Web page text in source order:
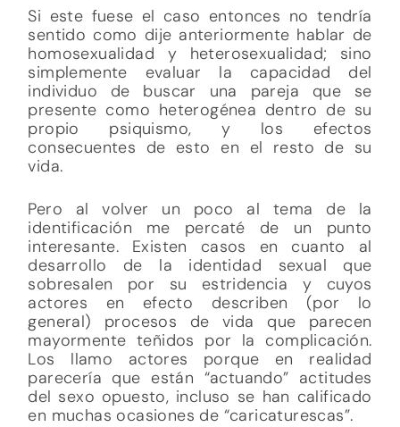
Si este fuese el caso entonces no tendría
sentido como dije anteriormente hablar de
homosexualidad y heterosexualidad; sino
simplemente evaluar la capacidad del
individuo de buscar una pareja que se
presente como heterogénea dentro de su
propio psiquismo, y los efectos
consecuentes de esto en el resto de su
vida.
Pero al volver un poco al tema de la
identificación me percaté de un punto
interesante. Existen casos en cuanto al
desarrollo de la identidad sexual que
sobresalen por su estridencia y cuyos
actores en efecto describen (por lo
general) procesos de vida que parecen
mayormente teñidos por la complicación.
Los llamo actores porque en realidad
parecería que están “actuando” actitudes
del sexo opuesto, incluso se han calificado
en muchas ocasiones de “caricaturescas”.